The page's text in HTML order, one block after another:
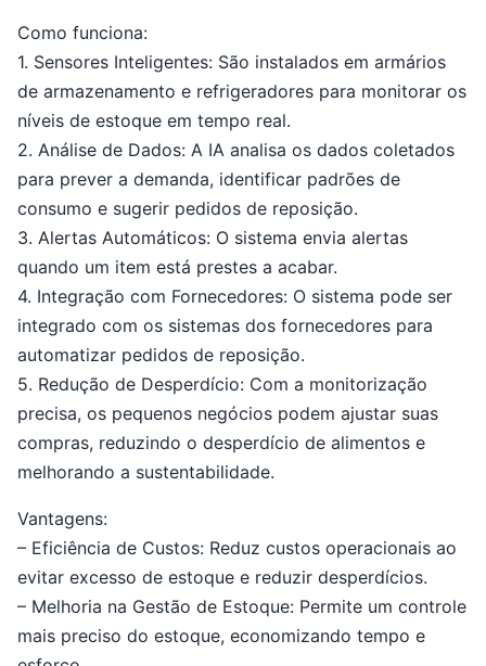
Como funciona:
1. Sensores Inteligentes: São instalados em armários
de armazenamento e refrigeradores para monitorar os
níveis de estoque em tempo real.
2. Análise de Dados: A IA analisa os dados coletados
para prever a demanda, identificar padrões de
consumo e sugerir pedidos de reposição.
3. Alertas Automáticos: O sistema envia alertas
quando um item está prestes a acabar.
4. Integração com Fornecedores: O sistema pode ser
integrado com os sistemas dos fornecedores para
automatizar pedidos de reposição.
5. Redução de Desperdício: Com a monitorização
precisa, os pequenos negócios podem ajustar suas
compras, reduzindo o desperdício de alimentos e
melhorando a sustentabilidade.
Vantagens:
– Eficiência de Custos: Reduz custos operacionais ao
evitar excesso de estoque e reduzir desperdícios.
– Melhoria na Gestão de Estoque: Permite um controle
mais preciso do estoque, economizando tempo e